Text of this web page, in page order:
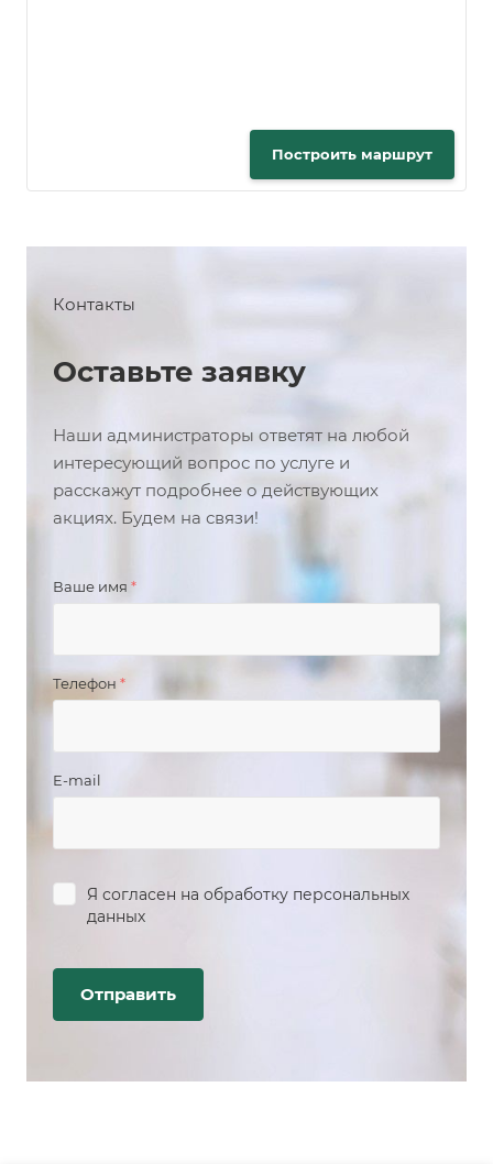
Построить маршрут
Контакты
Оставьте заявку
Наши администраторы ответят на любой
интересующий вопрос по услуге и
расскажут подробнее о действующих
акциях. Будем на связи!
Ваше имя *
Телефон *
E-mail
Я согласен на обработку персональных
данных